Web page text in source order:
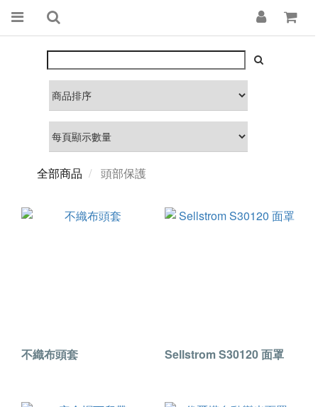
全部商品 頭部保護
不織布頭套 Sellstrom S30120 面罩